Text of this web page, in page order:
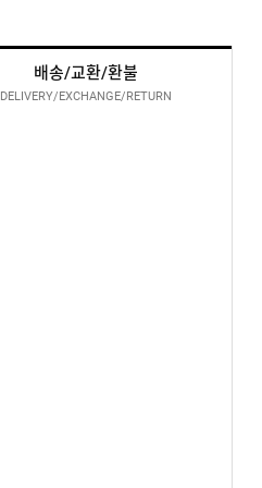
배송/교환/환불
DELIVERY/EXCHANGE/RETURN